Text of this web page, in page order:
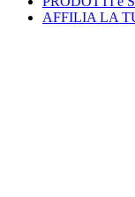
AFFILIA LA